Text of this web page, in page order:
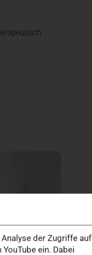
der Zugriffe auf
ein. Dabei